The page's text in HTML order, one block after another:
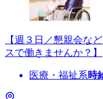
【週３日／懇親会な
スで働きませんか？】
医療・福祉系時